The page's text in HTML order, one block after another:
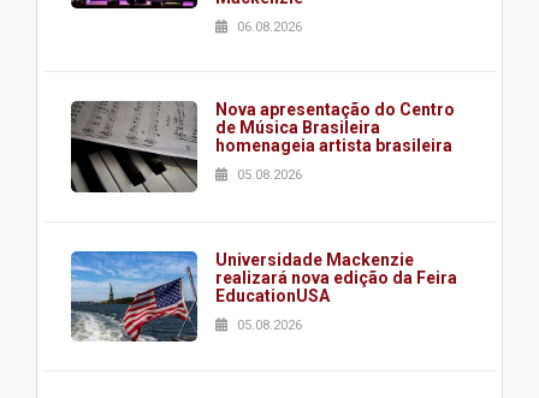
06.08.2026
Nova apresentação do Centro
de Música Brasileira
homenageia artista brasileira
05.08.2026
Universidade Mackenzie
realizará nova edição da Feira
EducationUSA
05.08.2026